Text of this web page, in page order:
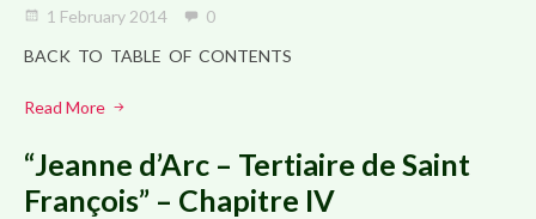
1 February 2014
0
BACK TO TABLE OF CONTENTS
Read More
“Jeanne d’Arc – Tertiaire de Saint
François” – Chapitre IV